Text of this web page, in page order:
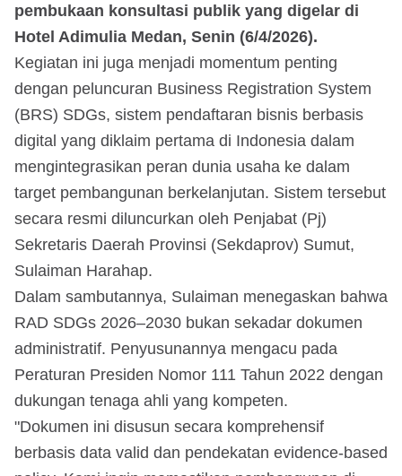
pembukaan konsultasi publik yang digelar di
Hotel Adimulia Medan, Senin (6/4/2026).
Kegiatan ini juga menjadi momentum penting
dengan peluncuran Business Registration System
(BRS) SDGs, sistem pendaftaran bisnis berbasis
digital yang diklaim pertama di Indonesia dalam
mengintegrasikan peran dunia usaha ke dalam
target pembangunan berkelanjutan. Sistem tersebut
secara resmi diluncurkan oleh Penjabat (Pj)
Sekretaris Daerah Provinsi (Sekdaprov) Sumut,
Sulaiman Harahap.
Dalam sambutannya, Sulaiman menegaskan bahwa
RAD SDGs 2026–2030 bukan sekadar dokumen
administratif. Penyusunannya mengacu pada
Peraturan Presiden Nomor 111 Tahun 2022 dengan
dukungan tenaga ahli yang kompeten.
"Dokumen ini disusun secara komprehensif
berbasis data valid dan pendekatan evidence-based